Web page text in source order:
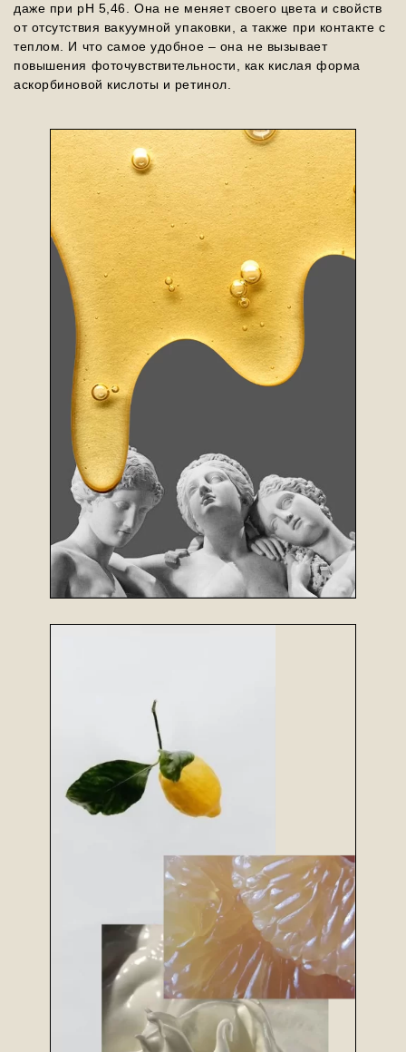
даже при pH 5,46. Она не меняет своего цвета и свойств
от отсутствия вакуумной упаковки, а также при контакте с
теплом. И что самое удобное – она не вызывает
повышения фоточувствительности, как кислая форма
аскорбиновой кислоты и ретинол.